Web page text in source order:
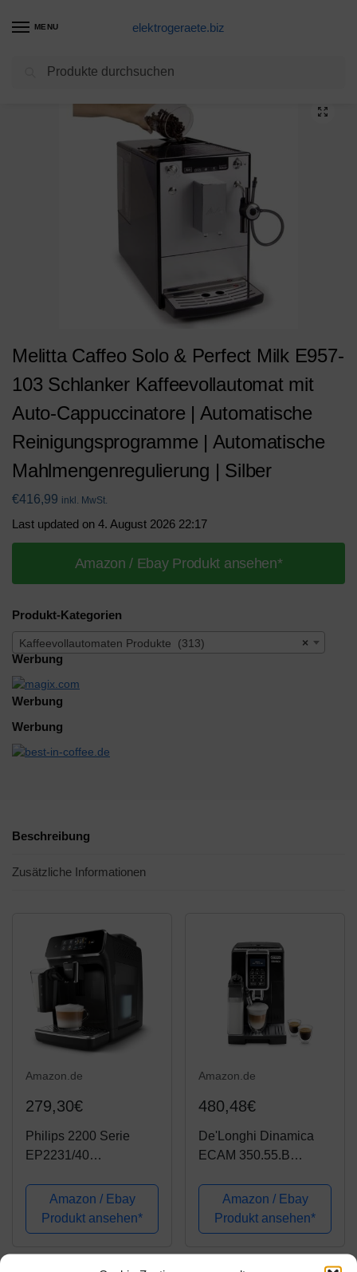
MENU elektrogeraete.biz
Kaffeevollautomaten Produkte
Melitta Caffeo Solo & Perfect Milk E957-
103 Schlanker Kaffeevollautomat mit
Auto-Cappuccinatore | Automatische
Reinigungsprogramme | Automatische
Mahlmengenregulierung | Silber
€416,99 inkl. MwSt.
Last updated on 4. August 2026 22:17
Amazon / Ebay Produkt ansehen*
Produkt-Kategorien
×
Kaffeevollautomaten Produkte (313)
Werbung
Werbung
Werbung
Beschreibung
Zusätzliche Informationen
Amazon.de
279,30€
Philips 2200 Serie
EP2231/40
Kaffeespezialitäten
(LatteGo Milchsystem)
Klavierlack-
schwarz/Schwarz
Amazon / Ebay
Produkt ansehen*
Amazon.de
480,48€
De'Longhi Dinamica
ECAM 350.55.B
Milchsystem,
Digitaldisplay mit
Klartext, 2-Tassen-
Funktion, Großer 1,8
Amazon / Ebay
Produkt ansehen*